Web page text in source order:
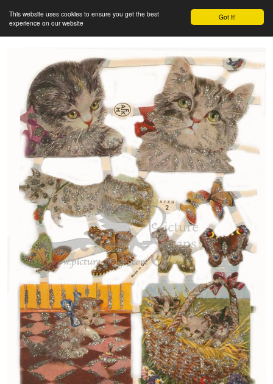
Got it!
This website uses cookies to ensure you get the best
experience on our website